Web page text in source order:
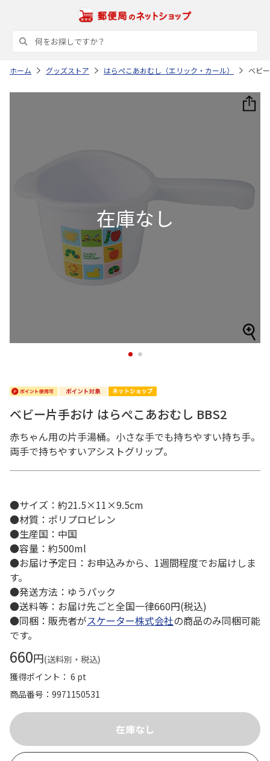
ホーム グッズストア はらぺこあおむし（エリック・カール） ベビ
1 2
ベビー片手おけ はらぺこあおむし BBS2
赤ちゃん用の片手湯桶。小さな手でも持ちやすい持ち手。
両手で持ちやすいアシストグリップ。
●サイズ：約21.5×11×9.5cm
●材質：ポリプロピレン
●生産国：中国
●容量：約500ml
●お届け予定日：お申込みから、1週間程度でお届けしま
す。
●発送方法：ゆうパック
●送料等：お届け先ごと全国一律660円(税込)
●同梱：販売者がスケーター株式会社の商品のみ同梱可能
です。
660円(送料別・税込)
獲得ポイント： 6 pt
商品番号
9971150531